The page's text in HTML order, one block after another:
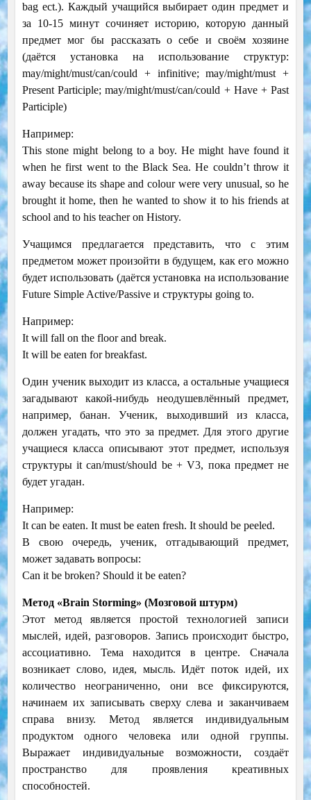
bag ect.). Каждый учащийся выбирает один предмет и
за 10-15 минут сочиняет историю, которую данный
предмет мог бы рассказать о себе и своём хозяине
(даётся установка на использование структур:
may/might/must/can/could + infinitive; may/might/must +
Present Participle; may/might/must/can/could + Have + Past
Participle)
Например:
This stone might belong to a boy. He might have found it
when he first went to the Black Sea. He couldn’t throw it
away because its shape and colour were very unusual, so he
brought it home, then he wanted to show it to his friends at
school and to his teacher on History.
Учащимся предлагается представить, что с этим
предметом может произойти в будущем, как его можно
будет использовать (даётся установка на использование
Future Simple Active/Passive и структуры going to.
Например:
It will fall on the floor and break.
It will be eaten for breakfast.
Один ученик выходит из класса, а остальные учащиеся
загадывают какой-нибудь неодушевлённый предмет,
например, банан. Ученик, выходивший из класса,
должен угадать, что это за предмет. Для этого другие
учащиеся класса описывают этот предмет, используя
структуры it can/must/should be + V3, пока предмет не
будет угадан.
Например:
It can be eaten. It must be eaten fresh. It should be peelеd.
В свою очередь, ученик, отгадывающий предмет,
может задавать вопросы:
Can it be broken? Should it be eaten?
Метод «Brain Storming» (Мозговой штурм)
Этот метод является простой технологией записи
мыслей, идей, разговоров. Запись происходит быстро,
ассоциативно. Тема находится в центре. Сначала
возникает слово, идея, мысль. Идёт поток идей, их
количество неограниченно, они все фиксируются,
начинаем их записывать сверху слева и заканчиваем
справа внизу. Метод является индивидуальным
продуктом одного человека или одной группы.
Выражает индивидуальные возможности, создаёт
пространство для проявления креативных
способностей.